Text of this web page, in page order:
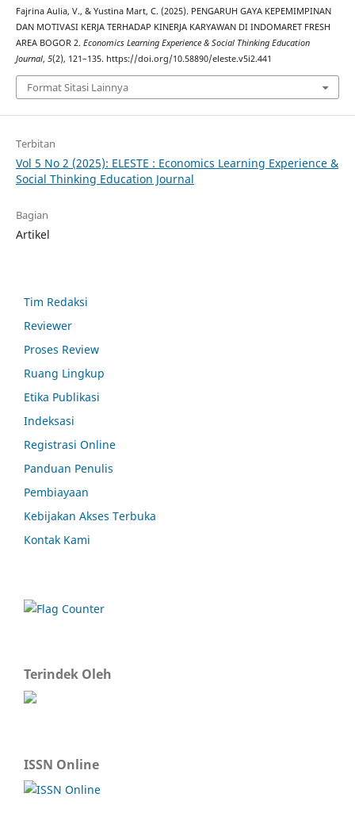
Fajrina Aulia, V., & Yustina Mart, C. (2025). PENGARUH GAYA KEPEMIMPINAN
DAN MOTIVASI KERJA TERHADAP KINERJA KARYAWAN DI INDOMARET FRESH
AREA BOGOR 2. Economics Learning Experience & Social Thinking Education
Journal, 5(2), 121–135. https://doi.org/10.58890/eleste.v5i2.441
Format Sitasi Lainnya
Terbitan
Vol 5 No 2 (2025): ELESTE : Economics Learning Experience &
Social Thinking Education Journal
Bagian
Artikel
Tim Redaksi
Reviewer
Proses Review
Ruang Lingkup
Etika Publikasi
Indeksasi
Registrasi Online
Panduan Penulis
Pembiayaan
Kebijakan Akses Terbuka
Kontak Kami
Terindek Oleh
ISSN Online